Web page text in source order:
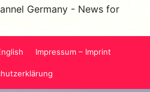
Germany - News for
Impressum – Imprint